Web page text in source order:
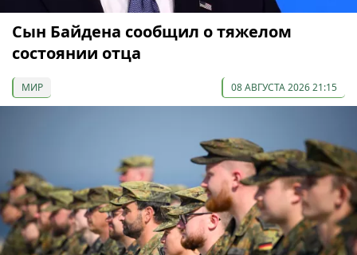
Сын Байдена сообщил о тяжелом
состоянии отца
МИР 08 АВГУСТА 2026 21:15